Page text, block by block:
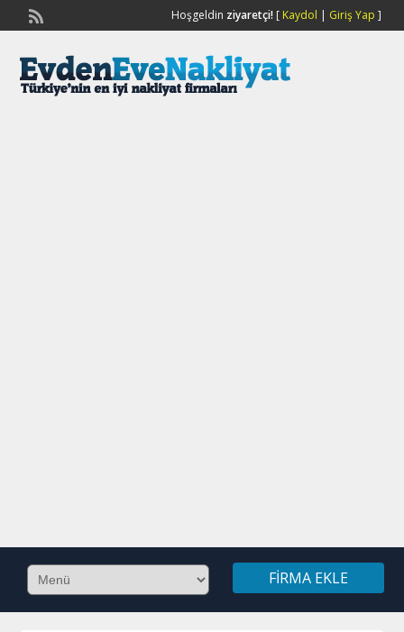
Hoşgeldin ziyaretçi![ Kaydol | Giriş Yap ]
FIRMA EKLE